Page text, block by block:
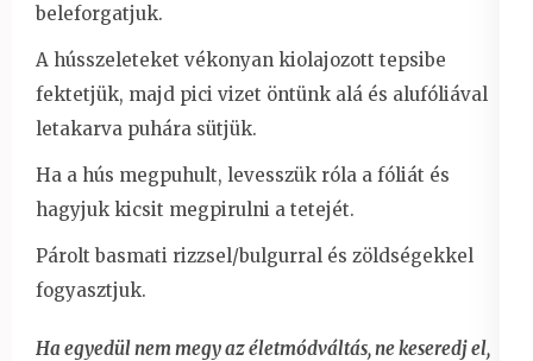
beleforgatjuk.
A hússzeleteket vékonyan kiolajozott tepsibe
fektetjük, majd pici vizet öntünk alá és alufóliával
letakarva puhára sütjük.
Ha a hús megpuhult, levesszük róla a fóliát és
hagyjuk kicsit megpirulni a tetejét.
Párolt basmati rizzsel/bulgurral és zöldségekkel
fogyasztjuk.
Ha egyedül nem megy az életmódváltás, ne keseredj el,